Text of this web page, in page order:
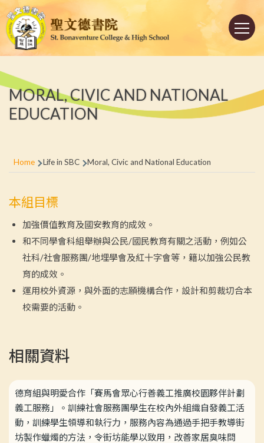
Skip to main content
Main
navigation
MORAL, CIVIC AND NATIONAL
EDUCATION
Breadcrumb
Home Life in SBC Moral, Civic and National Education
本組目標
加強價值教育及國安教育的成效。
和不同學會科組舉辦與公民/國民教育有關之活動，例如公
社科/社會服務團/地埋學會及紅十字會等，籍以加強公民教
育的成效。
運用校外資源，與外面的志願機構合作，設計和剪裁切合本
校需要的活動。
相關資料
德育組與明愛合作「賽馬會眾心行善義工推廣校園夥伴計劃
義工服務」。訓練社會服務團學生在校內外組織自發義工活
動，訓練學生領導和執行力，服務內容為通過手把手教導街
坊製作蠟燭的方法，令街坊能學以致用，改善家居臭味問